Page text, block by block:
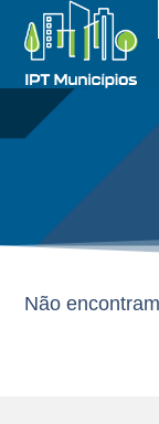
Não